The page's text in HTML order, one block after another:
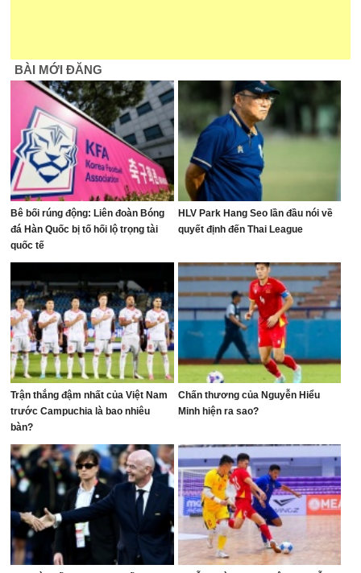
BÀI MỚI ĐĂNG
Bê bối rúng động: Liên đoàn Bóng
đá Hàn Quốc bị tố hối lộ trọng tài
quốc tế
HLV Park Hang Seo lần đầu nói về
quyết định đến Thai League
Trận thắng đậm nhất của Việt Nam
trước Campuchia là bao nhiêu
bàn?
Chấn thương của Nguyễn Hiểu
Minh hiện ra sao?